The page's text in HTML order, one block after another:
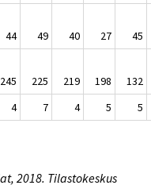
44 49 40 27 45
245 225 219 198 132
4 7 4 5 5
2018. Tilastokeskus